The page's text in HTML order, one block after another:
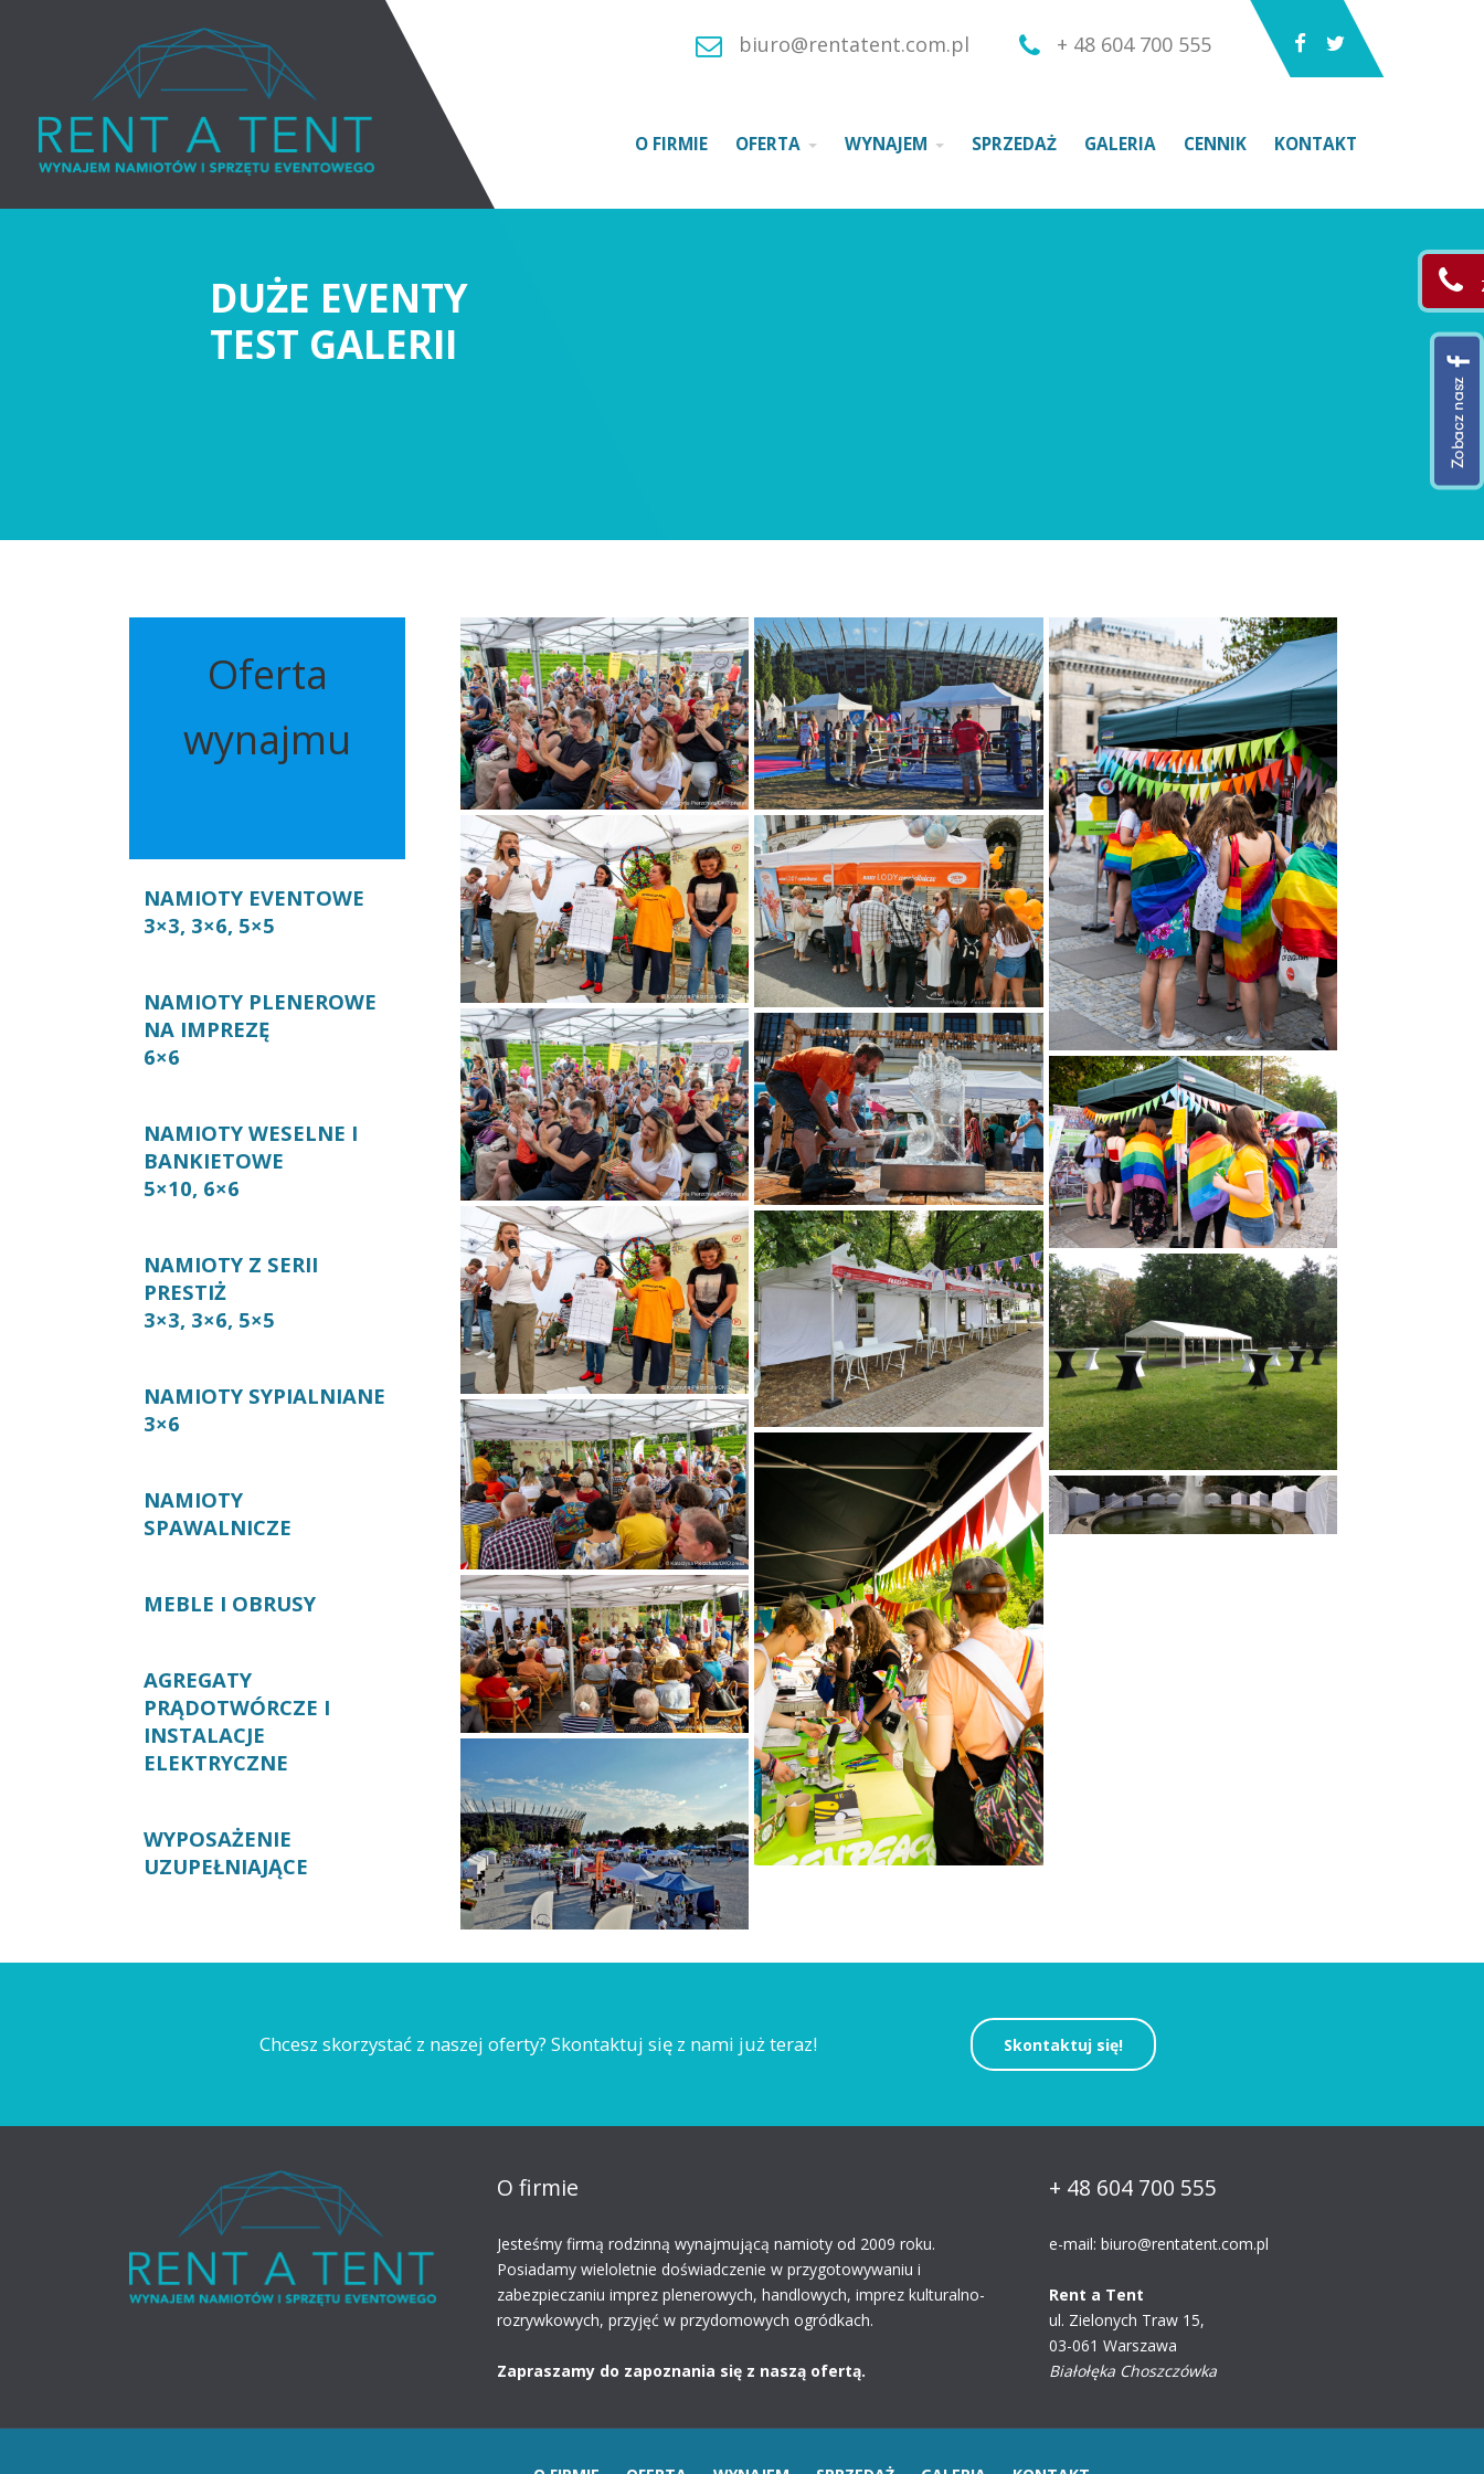
biuro@rentatent.com.pl + 48 604 700 555
O FIRMIE OFERTA WYNAJEM SPRZEDAŻ GALERIA CENNIK KONTAKT
DUŻE EVENTY
TEST GALERII
Oferta
wynajmu
NAMIOTY EVENTOWE
3×3, 3×6, 5×5
NAMIOTY PLENEROWE
NA IMPREZĘ
6×6
NAMIOTY WESELNE I
BANKIETOWE
5×10, 6×6
NAMIOTY Z SERII
PRESTIŻ
3×3, 3×6, 5×5
NAMIOTY SYPIALNIANE
3×6
NAMIOTY
SPAWALNICZE
MEBLE I OBRUSY
AGREGATY
PRĄDOTWÓRCZE I
INSTALACJE
ELEKTRYCZNE
WYPOSAŻENIE
UZUPEŁNIAJĄCE
Chcesz skorzystać z naszej oferty? Skontaktuj się z nami już teraz! Skontaktuj się!
O firmie
Jesteśmy firmą rodzinną wynajmującą namioty od 2009 roku.
Posiadamy wieloletnie doświadczenie w przygotowywaniu i
zabezpieczaniu imprez plenerowych, handlowych, imprez kulturalno-
rozrywkowych, przyjęć w przydomowych ogródkach.
Zapraszamy do zapoznania się z naszą ofertą.
+ 48 604 700 555
e-mail: biuro@rentatent.com.pl
Rent a Tent
ul. Zielonych Traw 15,
03-061 Warszawa
Białołęka Choszczówka